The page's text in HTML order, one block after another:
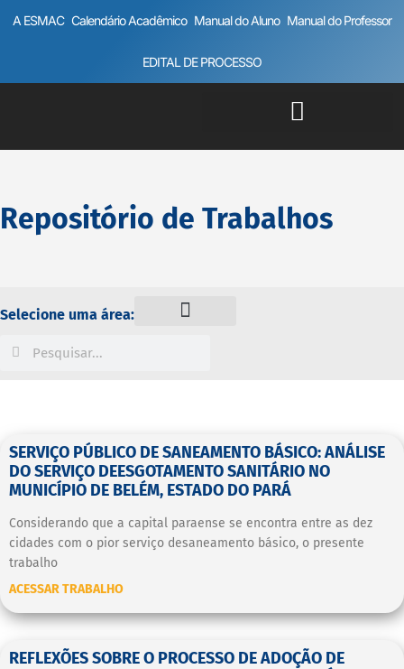
A ESMAC Calendário Acadêmico Manual do Aluno Manual do Professor
EDITAL DE PROCESSO
Repositório de Trabalhos
Selecione uma área:
SERVIÇO PÚBLICO DE SANEAMENTO BÁSICO: ANÁLISE
DO SERVIÇO DEESGOTAMENTO SANITÁRIO NO
MUNICÍPIO DE BELÉM, ESTADO DO PARÁ
Considerando que a capital paraense se encontra entre as dez
cidades com o pior serviço desaneamento básico, o presente
trabalho
ACESSAR TRABALHO
REFLEXÕES SOBRE O PROCESSO DE ADOÇÃO DE